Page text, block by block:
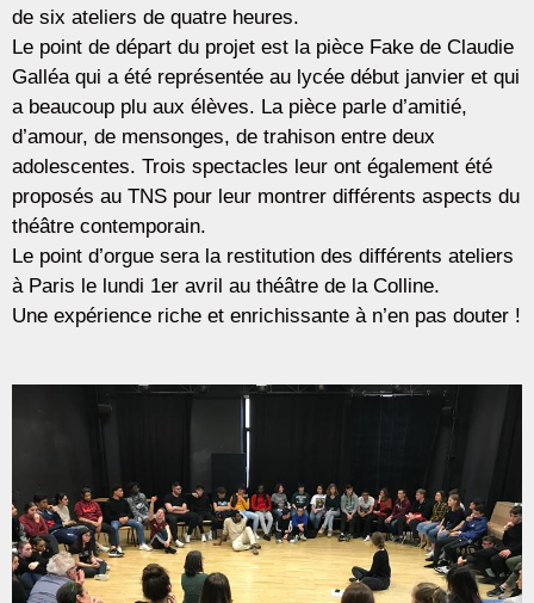
de six ateliers de quatre heures.
Le point de départ du projet est la pièce Fake de Claudie
Galléa qui a été représentée au lycée début janvier et qui
a beaucoup plu aux élèves. La pièce parle d’amitié,
d’amour, de mensonges, de trahison entre deux
adolescentes. Trois spectacles leur ont également été
proposés au TNS pour leur montrer différents aspects du
théâtre contemporain.
Le point d’orgue sera la restitution des différents ateliers
à Paris le lundi 1er avril au théâtre de la Colline.
Une expérience riche et enrichissante à n’en pas douter !